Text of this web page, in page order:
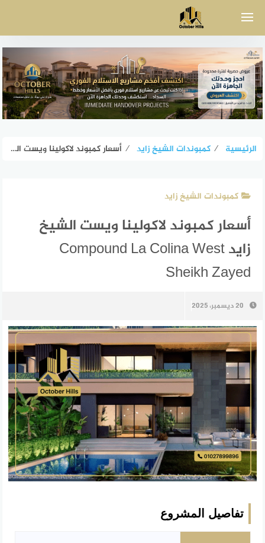
الرئيسية ⁄ كمبوندات الشيخ زايد ⁄ أسعار كمبوند لاكولينا ويست الشيخ زايد Compound La Colina West Sheikh Zayed
كمبوندات الشيخ زايد
أسعار كمبوند لاكولينا ويست الشيخ
زايد Compound La Colina West
Sheikh Zayed
20 ديسمبر، 2025
تفاصيل المشروع